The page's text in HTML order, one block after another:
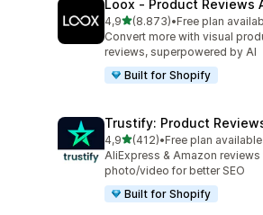
Loox ‑ Product Reviews
4,9stelle su 5
(8.873)
8873 recensioni totali
•Free plan
Convert more with visual
reviews, superpowered by AI
Built for Shopify
Trustify: Product
4,9stelle su 5
(412)
412 recensioni totali
•Free plan available
AliExpress & Amazon reviews
photo/video for better SEO
Built for Shopify